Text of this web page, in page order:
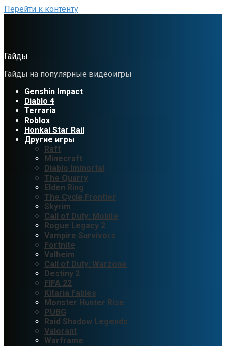
Перейти к контенту
Гайды
Гайды на популярные видеоигры
Genshin Impact
Diablo 4
Terraria
Roblox
Honkai Star Rail
Другие игры
Raft
Minecraft
Diablo Immortal
The Quarry
Elden Ring
The Cycle Frontier
Skyrim
Call of Duty: Mobile
Rogue Legacy 2
Vampire Survivors
Fortnite
Valheim
Call of Duty: Warzone
Destiny 2
FIFA 22
Kitaria Fables
Monster Hunter Rise
PUBG
Raid Shadow Legends
Valorant
Warframe